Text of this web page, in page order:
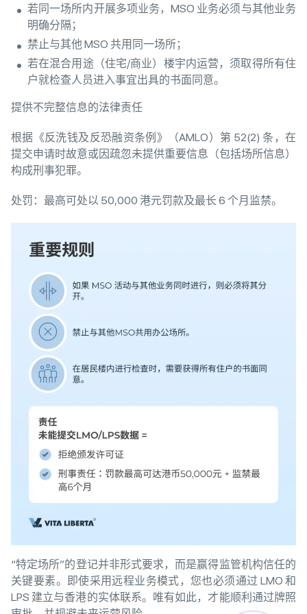
若同一场所内开展多项业务，MSO 业务必须与其他业务
明确分隔；
禁止与其他 MSO 共用同一场所；
若在混合用途（住宅/商业）楼宇内运营，须取得所有住
户就检查人员进入事宜出具的书面同意。
提供不完整信息的法律责任
根据《反洗钱及反恐融资条例》（AMLO）第 52(2) 条，在
提交申请时故意或因疏忽未提供重要信息（包括场所信息）
构成刑事犯罪。
处罚：最高可处以 50,000 港元罚款及最长 6 个月监禁。
“特定场所”的登记并非形式要求，而是赢得监管机构信任的
关键要素。即使采用远程业务模式，您也必须通过 LMO 和
LPS 建立与香港的实体联系。唯有如此，才能顺利通过牌照